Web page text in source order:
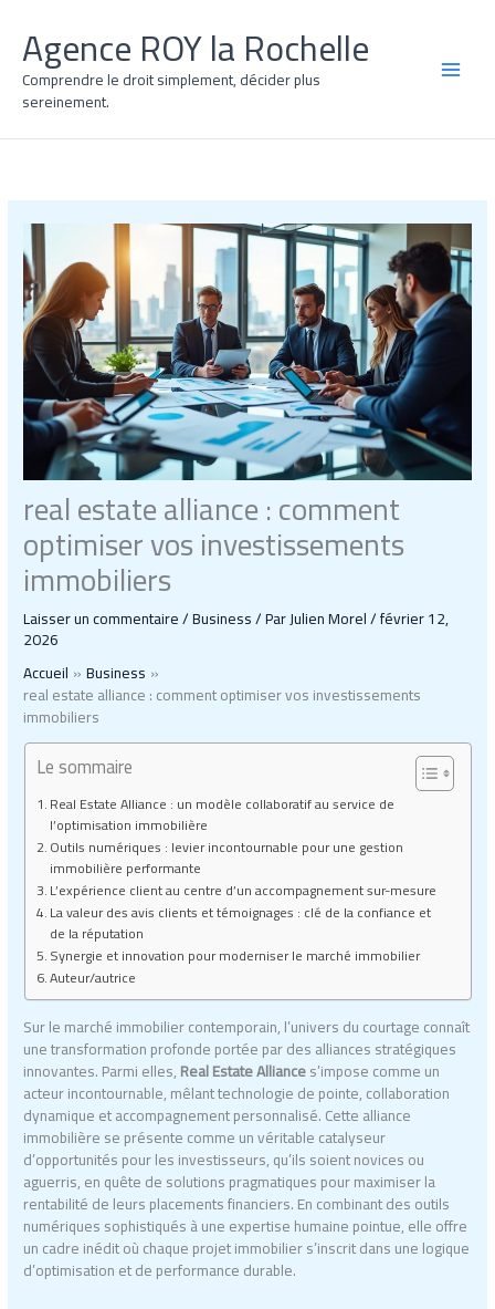
contenu
Agence ROY la Rochelle
Comprendre le droit simplement, décider plus
sereinement.
real estate alliance : comment
optimiser vos investissements
immobiliers
Laisser un commentaire/Business/ ParJulien Morel/février 12,
2026
Accueil
Business
real estate alliance : comment optimiser vos investissements
immobiliers
Le sommaire
Real Estate Alliance : un modèle collaboratif au service de
l’optimisation immobilière
Outils numériques : levier incontournable pour une gestion
immobilière performante
L’expérience client au centre d’un accompagnement sur-mesure
La valeur des avis clients et témoignages : clé de la confiance et
de la réputation
Synergie et innovation pour moderniser le marché immobilier
Auteur/autrice
Sur le marché immobilier contemporain, l’univers du courtage connaît
une transformation profonde portée par des alliances stratégiques
innovantes. Parmi elles,Real Estate Alliances’impose comme un
acteur incontournable, mêlant technologie de pointe, collaboration
dynamique et accompagnement personnalisé. Cette alliance
immobilière se présente comme un véritable catalyseur
d’opportunités pour les investisseurs, qu’ils soient novices ou
aguerris, en quête de solutions pragmatiques pour maximiser la
rentabilité de leurs placements financiers. En combinant des outils
numériques sophistiqués à une expertise humaine pointue, elle offre
un cadre inédit où chaque projet immobilier s’inscrit dans une logique
d’optimisation et de performance durable.